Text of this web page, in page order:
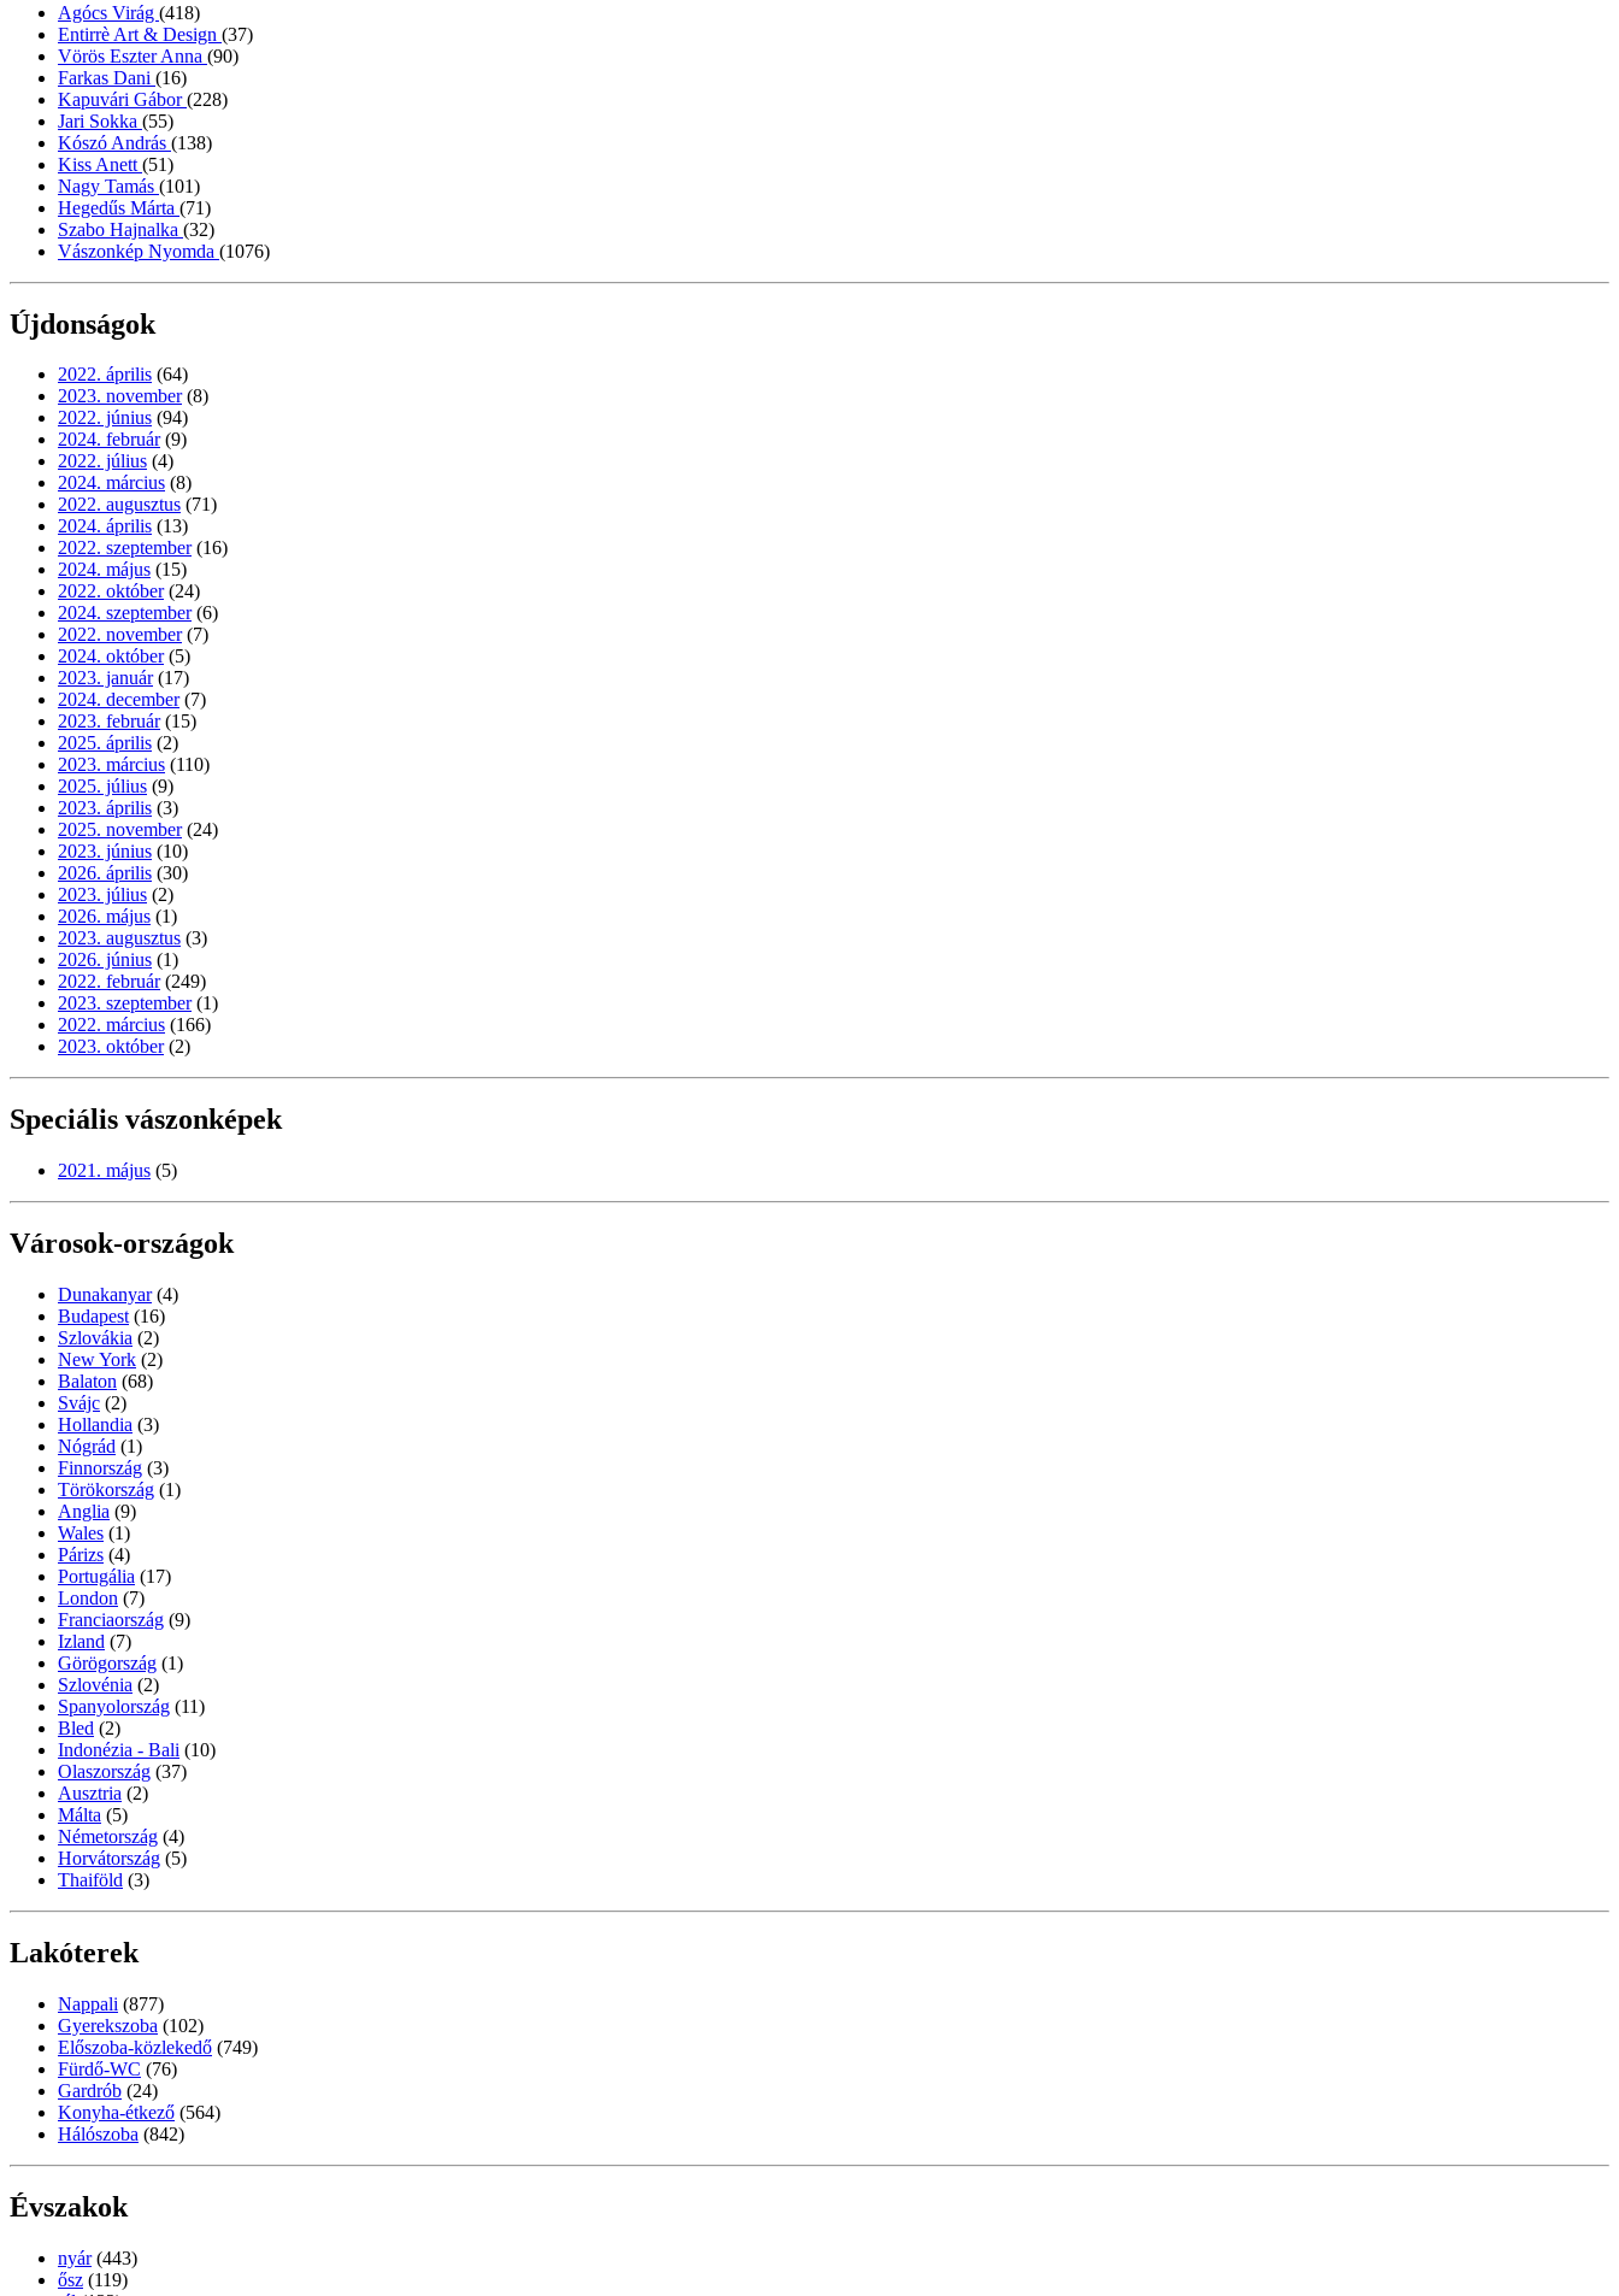
Agócs Virág (418)
Entirrè Art & Design (37)
Vörös Eszter Anna (90)
Farkas Dani (16)
Kapuvári Gábor(228)
Jari Sokka (55)
Kószó András (138)
Kiss Anett (51)
Nagy Tamás (101)
Hegedűs Márta (71)
Szabo Hajnalka (32)
Vászonkép Nyomda (1076)
Újdonságok
2022. április (64)
2023. november (8)
2022. június (94)
2024. február (9)
2022. július (4)
2024. március (8)
2022. augusztus (71)
2024. április (13)
2022. szeptember (16)
2024. május (15)
2022. október (24)
2024. szeptember (6)
2022. november (7)
2024. október (5)
2023. január (17)
2024. december (7)
2023. február (15)
2025. április (2)
2023. március (110)
2025. július (9)
2023. április (3)
2025. november (24)
2023. június (10)
2026. április (30)
2023. július (2)
2026. május (1)
2023. augusztus (3)
2026. június (1)
2022. február (249)
2023. szeptember (1)
2022. március (166)
2023. október (2)
Speciális vászonképek
2021. május (5)
Városok-országok
Dunakanyar (4)
Budapest (16)
Szlovákia (2)
New York (2)
Balaton (68)
Svájc (2)
Hollandia (3)
Nógrád (1)
Finnország (3)
Törökország (1)
Anglia (9)
Wales (1)
Párizs (4)
Portugália (17)
London (7)
Franciaország (9)
Izland (7)
Görögország (1)
Szlovénia (2)
Spanyolország (11)
Bled (2)
Indonézia - Bali (10)
Olaszország (37)
Ausztria (2)
Málta (5)
Németország (4)
Horvátország (5)
Thaiföld (3)
Lakóterek
Nappali (877)
Gyerekszoba (102)
Előszoba-közlekedő (749)
Fürdő-WC (76)
Gardrób (24)
Konyha-étkező (564)
Hálószoba (842)
Évszakok
nyár (443)
ősz (119)